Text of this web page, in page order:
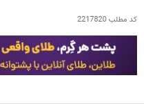
کد مطلب2217820